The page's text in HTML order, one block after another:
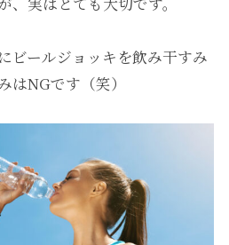
ビールジョッキを飲み干すみ
はNGです（笑）